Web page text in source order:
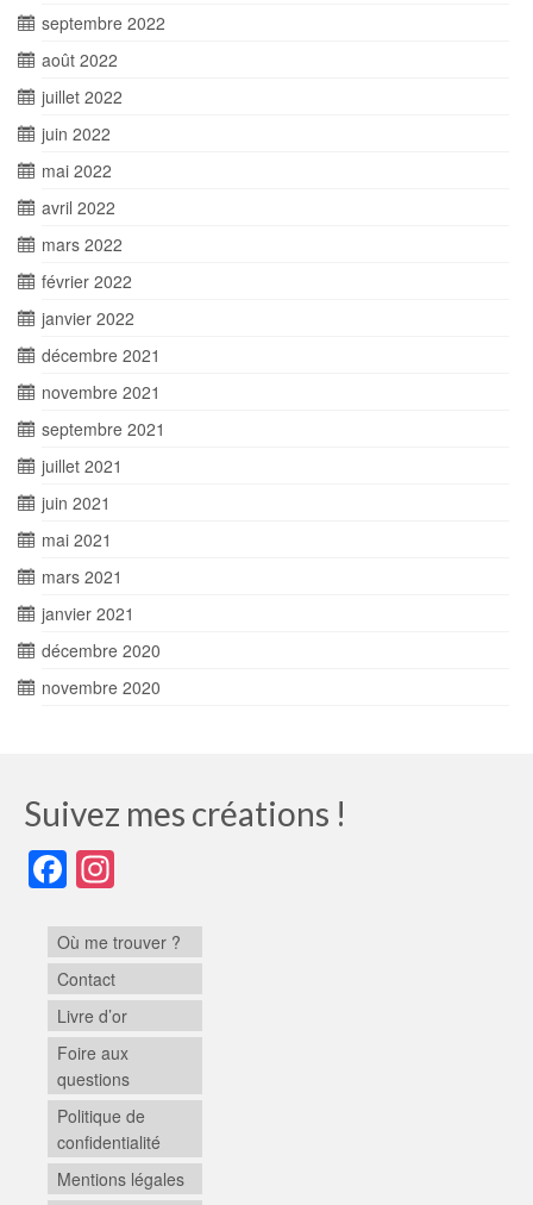
septembre 2022
août 2022
juillet 2022
juin 2022
mai 2022
avril 2022
mars 2022
février 2022
janvier 2022
décembre 2021
novembre 2021
septembre 2021
juillet 2021
juin 2021
mai 2021
mars 2021
janvier 2021
décembre 2020
novembre 2020
Suivez mes créations !
Facebook
Où me trouver ?
Contact
Livre d’or
Foire aux
questions
Politique de
confidentialité
Mentions légales